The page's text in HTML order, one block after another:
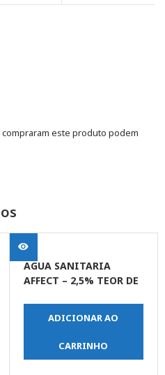
este produto podem
AGUA SANITARIA
AFFECT – 2,5% TEOR DE
ADICIONAR AO
CARRINHO